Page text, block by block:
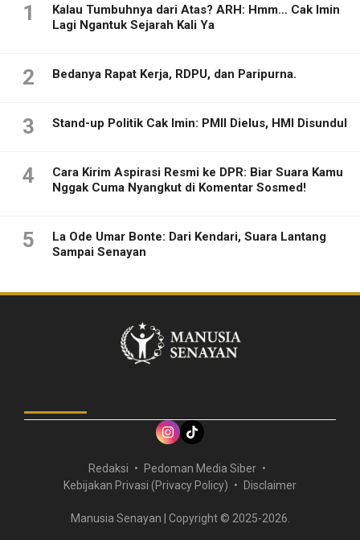
1
Kalau Tumbuhnya dari Atas? ARH: Hmm… Cak Imin
Lagi Ngantuk Sejarah Kali Ya
2 Bedanya Rapat Kerja, RDPU, dan Paripurna.
3 Stand-up Politik Cak Imin: PMII Dielus, HMI Disundul
4
Cara Kirim Aspirasi Resmi ke DPR: Biar Suara Kamu
Nggak Cuma Nyangkut di Komentar Sosmed!
5
La Ode Umar Bonte: Dari Kendari, Suara Lantang
Sampai Senayan
Redaksi
Pedoman Media Siber
Kebijakan Privasi (Privacy Policy)
Disclaimer
Manusia Senayan | Copyright © 2025-2026.